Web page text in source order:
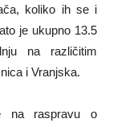
koliko ih se i
je ukupno 13.5
na različitim
i Vranjska.
na raspravu o